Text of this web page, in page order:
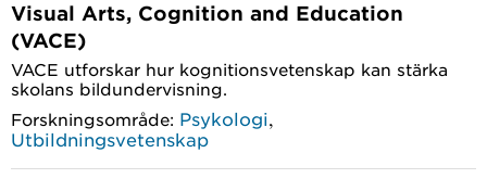
Visual Arts, Cognition and Education
(VACE)
VACE utforskar hur kognitionsvetenskap kan stärka
skolans bildundervisning.
Forskningsområde: Psykologi,
Utbildningsvetenskap